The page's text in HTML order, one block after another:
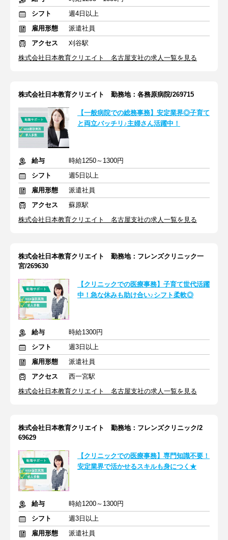
シフト
週4日以上
雇用形態
派遣社員
アクセス
刈谷駅
株式会社日本教育クリエイト 名古屋支社の求人一覧を見る
株式会社日本教育クリエイト 勤務地：各務原病院/269715
【一般病院での総務事務】安定業界◎子育て
と両立バッチリ♪主婦さん活躍中！
給与
時給1250～1300円
シフト
週5日以上
雇用形態
派遣社員
アクセス
蘇原駅
株式会社日本教育クリエイト 名古屋支社の求人一覧を見る
株式会社日本教育クリエイト 勤務地：フレンズクリニック一
宮/269630
【クリニックでの医療事務】子育て世代活躍
中！急な休みも助け合い♪シフト柔軟◎
給与
時給1300円
シフト
週3日以上
雇用形態
派遣社員
アクセス
西一宮駅
株式会社日本教育クリエイト 名古屋支社の求人一覧を見る
株式会社日本教育クリエイト 勤務地：フレンズクリニック/2
69629
【クリニックでの医療事務】専門知識不要！
安定業界で活かせるスキルも身につく★
給与
時給1200～1300円
シフト
週3日以上
雇用形態
派遣社員